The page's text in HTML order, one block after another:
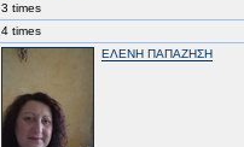
3 times
4 times
ΕΛΕΝΗ ΠΑΠΑΖΗΣΗ